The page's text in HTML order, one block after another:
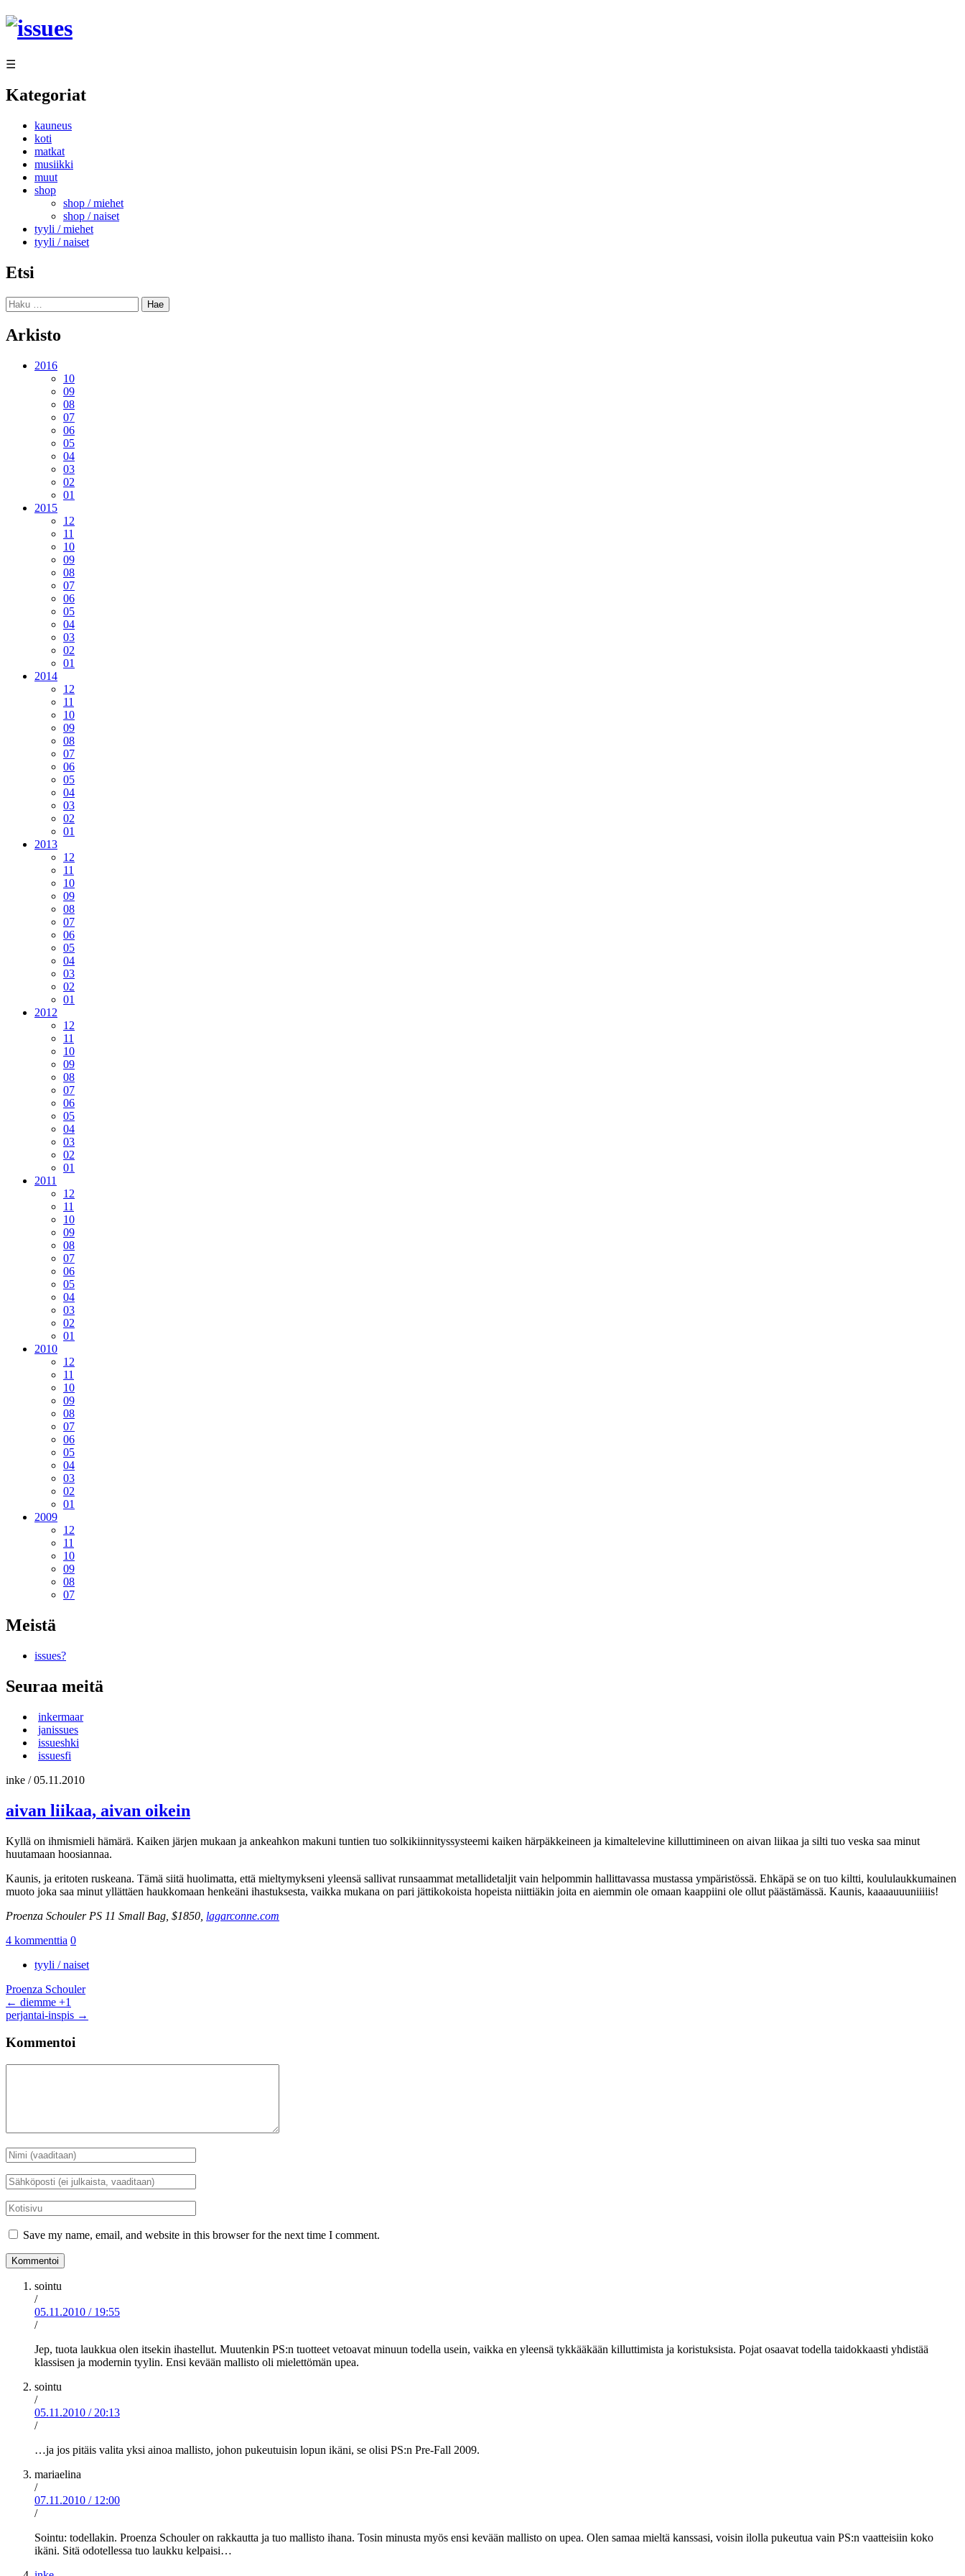
Siirry
sisältöön
☰
Kategoriat
kauneus
koti
matkat
musiikki
muut
shop
shop / miehet
shop / naiset
tyyli / miehet
tyyli / naiset
Etsi
Haku:
Arkisto
2016
10
09
08
07
06
05
04
03
02
01
2015
12
11
10
09
08
07
06
05
04
03
02
01
2014
12
11
10
09
08
07
06
05
04
03
02
01
2013
12
11
10
09
08
07
06
05
04
03
02
01
2012
12
11
10
09
08
07
06
05
04
03
02
01
2011
12
11
10
09
08
07
06
05
04
03
02
01
2010
12
11
10
09
08
07
06
05
04
03
02
01
2009
12
11
10
09
08
07
Meistä
issues?
Seuraa meitä
inkermaar
janissues
issueshki
issuesfi
inke /05.11.2010
aivan liikaa, aivan oikein
Kyllä on ihmismieli hämärä. Kaiken järjen mukaan ja ankeahkon makuni tuntien tuo solkikiinnityssysteemi kaiken härpäkkeineen ja kimaltelevine killuttimineen on aivan liikaa ja silti tuo veska saa minut
huutamaan hoosiannaa.
Kaunis, ja eritoten ruskeana. Tämä siitä huolimatta, että mieltymykseni yleensä sallivat runsaammat metallidetaljit vain helpommin hallittavassa mustassa ympäristössä. Ehkäpä se on tuo kiltti, koululaukkumainen
muoto joka saa minut yllättäen haukkomaan henkeäni ihastuksesta, vaikka mukana on pari jättikokoista hopeista niittiäkin joita en aiemmin ole omaan kaappiini ole ollut päästämässä. Kaunis, kaaaauuuniiiiis!
Proenza Schouler PS 11 Small Bag, $1850, lagarconne.com
4 kommenttia 0
tyyli / naiset
Proenza Schouler
Artikkelien
selaus
← diemme +1
perjantai-inspis →
Kommentoi
Nimi
*
Sähköposti
*
Kotisivu
Save my name, email, and website in this browser for the next time I comment.
sointu
/
05.11.2010 / 19:55
/
Jep, tuota laukkua olen itsekin ihastellut. Muutenkin PS:n tuotteet vetoavat minuun todella usein, vaikka en yleensä tykkääkään killuttimista ja koristuksista. Pojat osaavat todella taidokkaasti yhdistää
klassisen ja modernin tyylin. Ensi kevään mallisto oli mielettömän upea.
sointu
/
05.11.2010 / 20:13
/
…ja jos pitäis valita yksi ainoa mallisto, johon pukeutuisin lopun ikäni, se olisi PS:n Pre-Fall 2009.
mariaelina
/
07.11.2010 / 12:00
/
Sointu: todellakin. Proenza Schouler on rakkautta ja tuo mallisto ihana. Tosin minusta myös ensi kevään mallisto on upea. Olen samaa mieltä kanssasi, voisin ilolla pukeutua vain PS:n vaatteisiin koko
ikäni. Sitä odotellessa tuo laukku kelpaisi…